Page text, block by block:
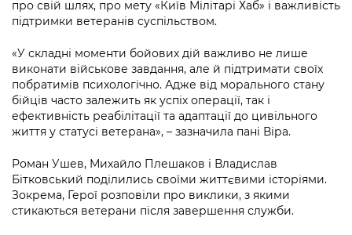
Підприємства, установи, організації
Річні звіти
Гендерна політика
Безбар'єрність
Київська міська військова адміністрація
Портал Захисників та Захисниць
Безбар'єрність
Портал послуг
Міський застосунок Київ Цифровий
Важливе під час воєнного стану
Уряд» – місцевий рівень»
Важливе під час воєнного стану
Про відкриті дані
Портал даних Києва
Публічні дашборди
про свій шлях, про мету «Київ Мілітарі Хаб» і важливість
підтримки ветеранів суспільством.
«У складні моменти бойових дій важливо не лише
виконати військове завдання, але й підтримати своїх
побратимів психологічно. Адже від морального стану
бійців часто залежить як успіх операції, так і
ефективність реабілітації та адаптації до цивільного
життя у статусі ветерана», – зазначила пані Віра.
Роман Ушев, Михайло Плешаков і Владислав
Бітковський поділились своїми життєвими історіями.
Зокрема, Герої розповіли про виклики, з якими
стикаються ветерани після завершення служби.